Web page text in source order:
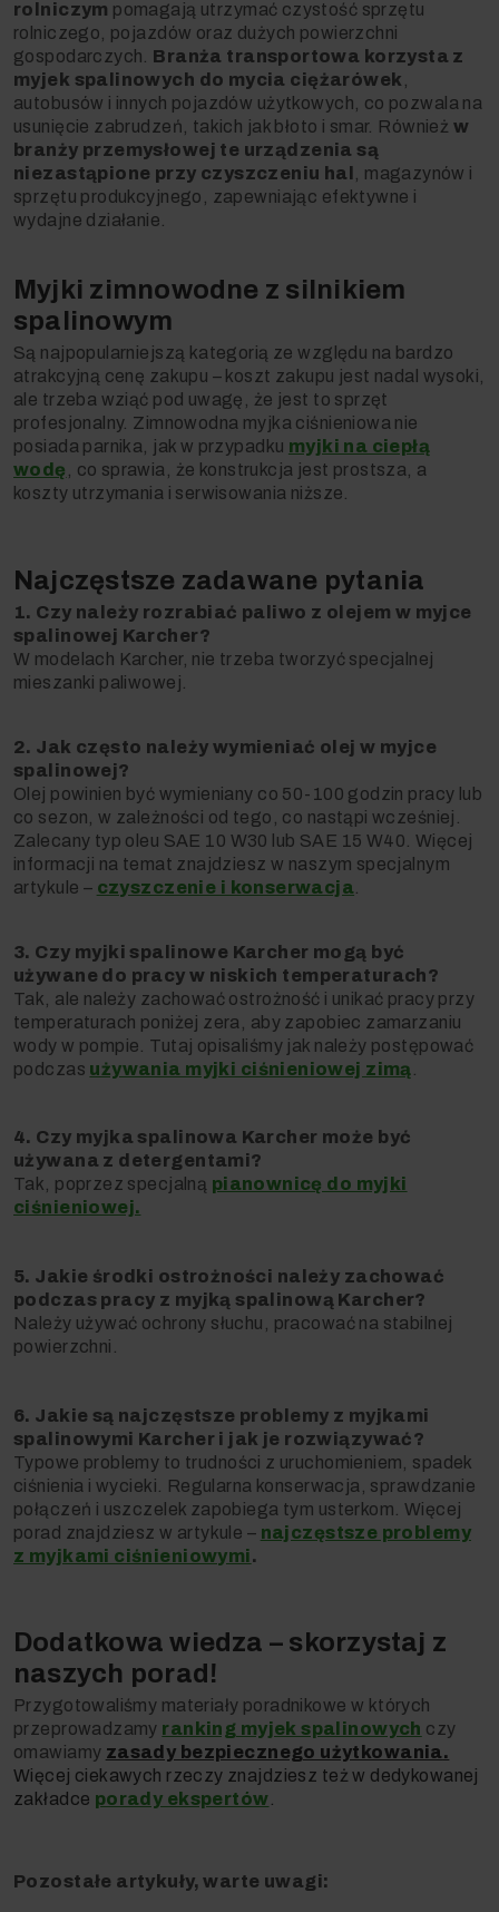
rolniczym pomagają utrzymać czystość sprzętu
rolniczego, pojazdów oraz dużych powierzchni
gospodarczych. Branża transportowa korzysta z
myjek spalinowych do mycia ciężarówek
autobusów i innych pojazdów użytkowych, co pozwala na
usunięcie zabrudzeń, takich jak błoto i smar. Również w
branży przemysłowej te urządzenia są
niezastąpione przy czyszczeniu hal
, magazynów i
sprzętu produkcyjnego, zapewniając efektywne i
wydajne działanie.
Myjki zimnowodne z silnikiem
spalinowym
Są najpopularniejszą kategorią ze względu na bardzo
atrakcyjną cenę zakupu – koszt zakupu jest nadal wysoki,
ale trzeba wziąć pod uwagę, że jest to sprzęt
profesjonalny. Zimnowodna myjka ciśnieniowa nie
posiada parnika, jak w przypadku myjki na ciepłą
wodę , co sprawia, że konstrukcja jest prostsza, a
koszty utrzymania i serwisowania niższe.
Najczęstsze zadawane pytania
1. Czy należy rozrabiać paliwo z olejem w myjce
spalinowej Karcher?
W modelach Karcher, nie trzeba tworzyć specjalnej
mieszanki paliwowej.
2. Jak często należy wymieniać olej w myjce
spalinowej?
Olej powinien być wymieniany co 50-100 godzin pracy lub
co sezon, w zależności od tego, co nastąpi wcześniej.
Zalecany typ oleu SAE 10 W30 lub SAE 15 W40. Więcej
informacji na temat znajdzieszw naszym specjalnym
artykule – czyszczenie i konserwacja
3. Czy myjki spalinowe Karcher mogą być
używane do pracy w niskich temperaturach?
Tak, ale należy zachować ostrożność i unikać pracy przy
temperaturach poniżej zera, aby zapobiec zamarzaniu
wody w pompie. Tutaj opisaliśmy jak należy postępować
podczas używania myjki ciśnieniowej zimą
4. Czy myjka spalinowa Karcher może być
używana z detergentami?
Tak, poprzez specjalną pianownicę do myjki
ciśnieniowej.
5. Jakie środki ostrożności należy zachować
podczas pracy z myjką spalinową Karcher?
Należy używać ochrony słuchu, pracować na stabilnej
powierzchni.
6. Jakie są najczęstsze problemy z myjkami
spalinowymi Karcher i jak je rozwiązywać?
Typowe problemy to trudności z uruchomieniem, spadek
ciśnienia i wycieki. Regularna konserwacja, sprawdzanie
połączeń i uszczelek zapobiega tym usterkom. Więcej
porad znajdziesz w artykule – najczęstsze problemy
z myjkami ciśnieniowymi.
Dodatkowa wiedza – skorzystaj z
naszych porad!
Przygotowaliśmy materiały poradnikowe w których
przeprowadzamy ranking myjek spalinowych czy
omawiamy zasady bezpiecznego użytkowania.
Więcej ciekawych rzeczy znajdziesz też w dedykowanej
zakładce porady ekspertów
Pozostałe artykuły, warte uwagi: